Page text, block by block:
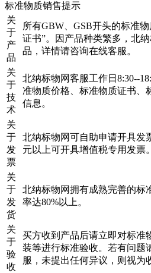
标准物质销售提示
关
于
产
品
所有GBW、GSB开头的标准
证书”。因产品种类繁多，北
品，详情请咨询在线客服。
关
于
技
术
北纳标物网客服工作日8:30--
准物质价格、标准物质证书、
信息。
关
于
发
票
北纳标物网可自助申请开具发
元以上可开具增值税专用发票。
关
于
发
货
北纳标物网拥有成熟完善的标
率达80%以上。
关
于
验
收
买方收到产品后请立即对标准
装等进行标准验收。若有问题
服，未提出任何异议，则视为